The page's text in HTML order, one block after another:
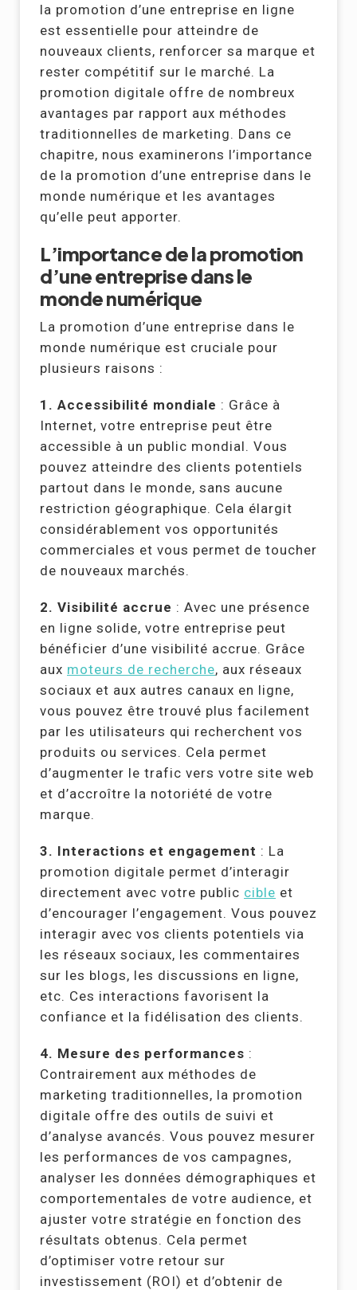
la promotion d’une entreprise en ligne
est essentielle pour atteindre de
nouveaux clients, renforcer sa marque et
rester compétitif sur le marché. La
promotion digitale offre de nombreux
avantages par rapport aux méthodes
traditionnelles de marketing. Dans ce
chapitre, nous examinerons l’importance
de la promotion d’une entreprise dans le
monde numérique et les avantages
qu’elle peut apporter.
L’importance de la promotion
d’une entreprise dans le
monde numérique
La promotion d’une entreprise dans le
monde numérique est cruciale pour
plusieurs raisons :
1. Accessibilité mondiale : Grâce à
Internet, votre entreprise peut être
accessible à un public mondial. Vous
pouvez atteindre des clients potentiels
partout dans le monde, sans aucune
restriction géographique. Cela élargit
considérablement vos opportunités
commerciales et vous permet de toucher
de nouveaux marchés.
2. Visibilité accrue : Avec une présence
en ligne solide, votre entreprise peut
bénéficier d’une visibilité accrue. Grâce
aux moteurs de recherche, aux réseaux
sociaux et aux autres canaux en ligne,
vous pouvez être trouvé plus facilement
par les utilisateurs qui recherchent vos
produits ou services. Cela permet
d’augmenter le trafic vers votre site web
et d’accroître la notoriété de votre
marque.
3. Interactions et engagement : La
promotion digitale permet d’interagir
directement avec votre public cible et
d’encourager l’engagement. Vous pouvez
interagir avec vos clients potentiels via
les réseaux sociaux, les commentaires
sur les blogs, les discussions en ligne,
etc. Ces interactions favorisent la
confiance et la fidélisation des clients.
4. Mesure des performances :
Contrairement aux méthodes de
marketing traditionnelles, la promotion
digitale offre des outils de suivi et
d’analyse avancés. Vous pouvez mesurer
les performances de vos campagnes,
analyser les données démographiques et
comportementales de votre audience, et
ajuster votre stratégie en fonction des
résultats obtenus. Cela permet
d’optimiser votre retour sur
investissement (ROI) et d’obtenir de